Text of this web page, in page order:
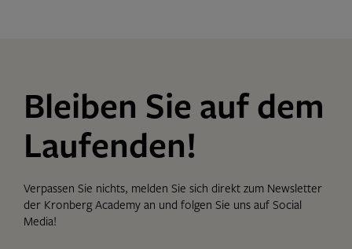
Bleiben Sie auf dem
Laufenden!
Verpassen Sie nichts, melden Sie sich direkt zum Newsletter
der Kronberg Academy an und folgen Sie uns auf Social
Media!